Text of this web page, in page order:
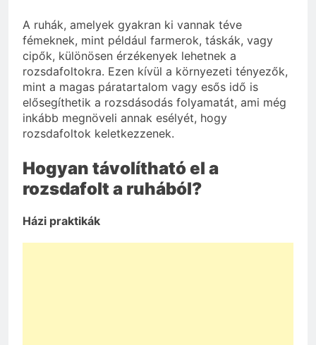
A ruhák, amelyek gyakran ki vannak téve
fémeknek, mint például farmerok, táskák, vagy
cipők, különösen érzékenyek lehetnek a
rozsdafoltokra. Ezen kívül a környezeti tényezők,
mint a magas páratartalom vagy esős idő is
elősegíthetik a rozsdásodás folyamatát, ami még
inkább megnöveli annak esélyét, hogy
rozsdafoltok keletkezzenek.
Hogyan távolítható el a
rozsdafolt a ruhából?
Házi praktikák